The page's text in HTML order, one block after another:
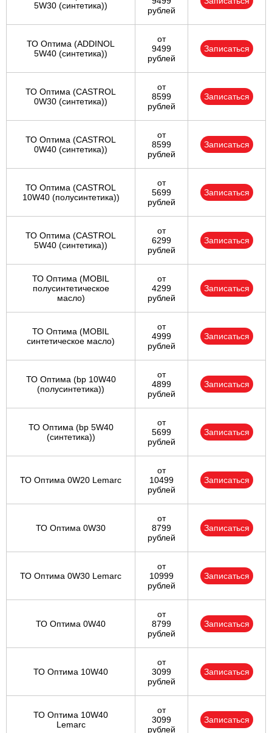
5W30 (синтетика))
рублей
ТО Оптима (ADDINOL
5W40 (синтетика))
от
9499
рублей
Записаться
ТО Оптима (CASTROL
0W30 (синтетика))
от
8599
рублей
Записаться
ТО Оптима (CASTROL
0W40 (синтетика))
от
8599
рублей
Записаться
ТО Оптима (CASTROL
10W40 (полусинтетика))
от
5699
рублей
Записаться
ТО Оптима (CASTROL
5W40 (синтетика))
от
6299
рублей
Записаться
ТО Оптима (MOBIL
полусинтетическое
масло)
от
4299
рублей
Записаться
ТО Оптима (MOBIL
синтетическое масло)
от
4999
рублей
Записаться
ТО Оптима (bp 10W40
(полусинтетика))
от
4899
рублей
Записаться
ТО Оптима (bp 5W40
(синтетика))
от
5699
рублей
Записаться
ТО Оптима 0W20 Lemarc
от
10499
рублей
Записаться
ТО Оптима 0W30
от
8799
рублей
Записаться
ТО Оптима 0W30 Lemarc
от
10999
рублей
Записаться
ТО Оптима 0W40
от
8799
рублей
Записаться
ТО Оптима 10W40
от
3099
рублей
Записаться
ТО Оптима 10W40
Lemarc
от
3099
рублей
Записаться